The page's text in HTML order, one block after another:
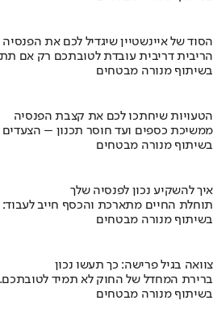
הסוד של איינשטיין שיגדיל לכם את הפנסיה
הריבית דריבית עובדת לטובתכם רק אם
בשיתוף מנורה מבטחים
הטעויות שיחתכו לכם את קצבת הפנסיה
ממשיכת כספים ועד חוסר תכנון –
בשיתוף מנורה מבטחים
איך להשקיע נכון לפנסיה שלך
תוחלת החיים מתארכת והכסף חייב לעבוד:
בשיתוף מנורה מבטחים
צוואה בגיל פרישה: כך תעשו נכון
ברירת המחדל של החוק לא תמיד
בשיתוף מנורה מבטחים